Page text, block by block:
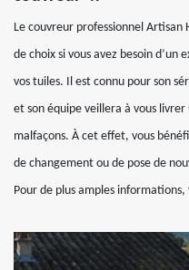
Le couvreur professionnel
de choix si vous avez besoin
vos tuiles. Il est connu pour son
et son équipe veillera à vous
malfaçons. À cet effet, vous
de changement ou de pose de
Pour de plus amples informations,